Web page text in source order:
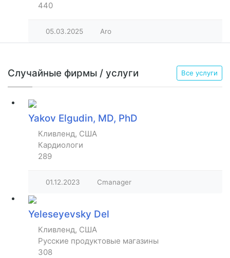
440
05.03.2025 Aro
Случайные фирмы / услуги Все услуги
Yakov Elgudin, MD, PhD
Кливленд, США
Кардиологи
289
01.12.2023 Cmanager
Yeleseyevsky Del
Кливленд, США
Русские продуктовые магазины
308